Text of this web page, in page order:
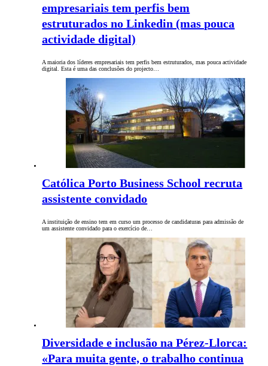
empresariais tem perfis bem
estruturados no Linkedin (mas pouca
actividade digital)
A maioria dos líderes empresariais tem perfis bem estruturados, mas pouca actividade
digital. Esta é uma das conclusões do projecto…
Católica Porto Business School recruta
assistente convidado
A instituição de ensino tem em curso um processo de candidaturas para admissão de
um assistente convidado para o exercício de…
Diversidade e inclusão na Pérez-Llorca:
«Para muita gente, o trabalho continua